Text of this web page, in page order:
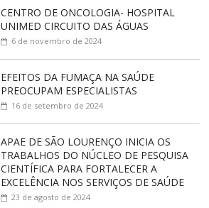
CENTRO DE ONCOLOGIA- HOSPITAL
UNIMED CIRCUITO DAS ÁGUAS
6 de novembro de 2024
EFEITOS DA FUMAÇA NA SAÚDE
PREOCUPAM ESPECIALISTAS
16 de setembro de 2024
APAE DE SÃO LOURENÇO INICIA OS
TRABALHOS DO NÚCLEO DE PESQUISA
CIENTÍFICA PARA FORTALECER A
EXCELÊNCIA NOS SERVIÇOS DE SAÚDE
23 de agosto de 2024